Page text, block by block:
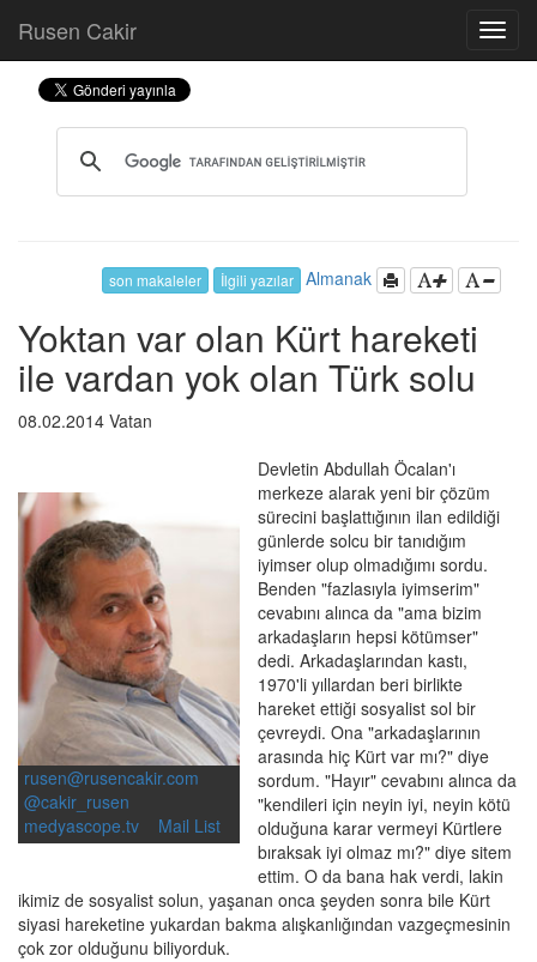
Rusen Cakir
son makaleler İlgili yazılar Almanak
Yoktan var olan Kürt hareketi
ile vardan yok olan Türk solu
08.02.2014 Vatan
rusen@rusencakir.com
@cakir_rusen
medyascope.tv
Mail List
Devletin Abdullah Öcalan'ı
merkeze alarak yeni bir çözüm
sürecini başlattığının ilan edildiği
günlerde solcu bir tanıdığım
iyimser olup olmadığımı sordu.
Benden "fazlasıyla iyimserim"
cevabını alınca da "ama bizim
arkadaşların hepsi kötümser"
dedi. Arkadaşlarından kastı,
1970'li yıllardan beri birlikte
hareket ettiği sosyalist sol bir
çevreydi. Ona "arkadaşlarının
arasında hiç Kürt var mı?" diye
sordum. "Hayır" cevabını alınca da
"kendileri için neyin iyi, neyin kötü
olduğuna karar vermeyi Kürtlere
bıraksak iyi olmaz mı?" diye sitem
ettim. O da bana hak verdi, lakin
ikimiz de sosyalist solun, yaşanan onca şeyden sonra bile Kürt
siyasi hareketine yukardan bakma alışkanlığından vazgeçmesinin
çok zor olduğunu biliyorduk.